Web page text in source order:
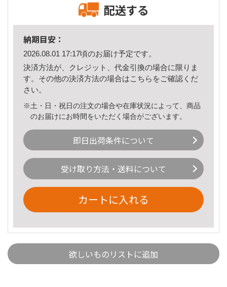
配送する
納期目安：
2026.08.01 17:17頃のお届け予定です。
決済方法が、クレジット、代金引換の場合に限りま
す。その他の決済方法の場合はこちら をご確認くだ
さい。
※土・日・祝日の注文の場合や在庫状況によって、商品
のお届けにお時間をいただく場合がございます。
即日出荷条件について
受け取り方法・送料について
カートに入れる
欲しいものリストに追加